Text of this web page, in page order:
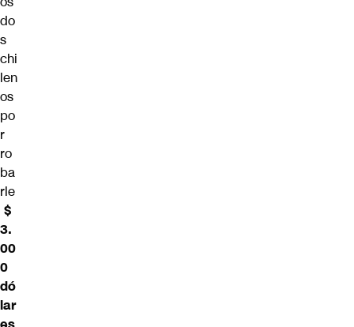
do
s
chi
len
os
po
r
ro
ba
rle
$
3.
00
0
dó
lar